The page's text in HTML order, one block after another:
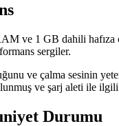
ve 1 GB dahili
sergiler.
ve çalma sesinin
ve şarj aleti ile
Durumu